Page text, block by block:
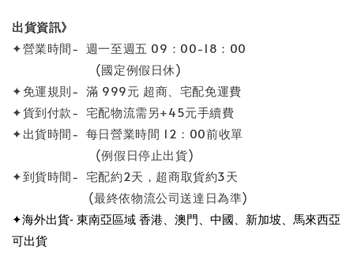
出貨資訊》
✦營業時間- 週一至週五 09：00-18：00
(國定例假日休)
✦免運規則- 滿 999元 超商、宅配免運費
✦貨到付款- 宅配物流需另+45元手續費
✦出貨時間- 每日營業時間 12：00前收單
(例假日停止出貨)
✦到貨時間- 宅配約2天，超商取貨約3天
(最終依物流公司送達日為準)
✦海外出貨- 東南亞區域 香港、澳門、中國、新加坡、馬來西亞
可出貨